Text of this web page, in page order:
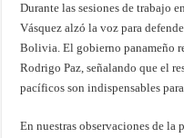
Durante las sesiones de trabajo
Vásquez alzó la voz para
Bolivia. El gobierno panameño
Rodrigo Paz, señalando que el
pacíficos son indispensables
En nuestras observaciones de